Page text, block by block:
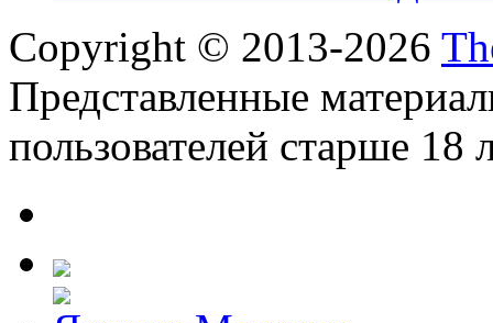
Copyright © 2013-2026
Представленные
пользователей старше 18